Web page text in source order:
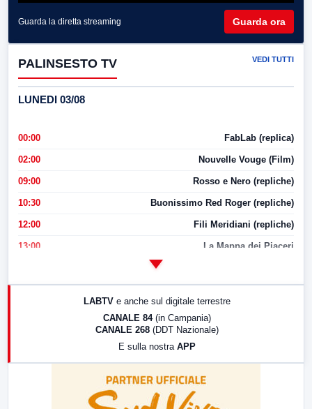
Guarda la diretta streaming Guarda ora
PALINSESTO TV VEDI TUTTI
LUNEDI 03/08
00:00 FabLab (replica)
02:00 Nouvelle Vouge (Film)
09:00 Rosso e Nero (repliche)
10:30 Buonissimo Red Roger (repliche)
12:00 Fili Meridiani (repliche)
13:00 La Mappa dei Piaceri
LABTV e anche sul digitale terrestre
CANALE 84 (in Campania)
CANALE 268 (DDT Nazionale)
E sulla nostra APP